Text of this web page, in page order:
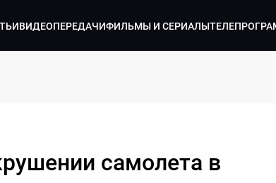
ВИДЕОПЕРЕДАЧИФИЛЬМЫ И СЕРИАЛЫ
самолета в